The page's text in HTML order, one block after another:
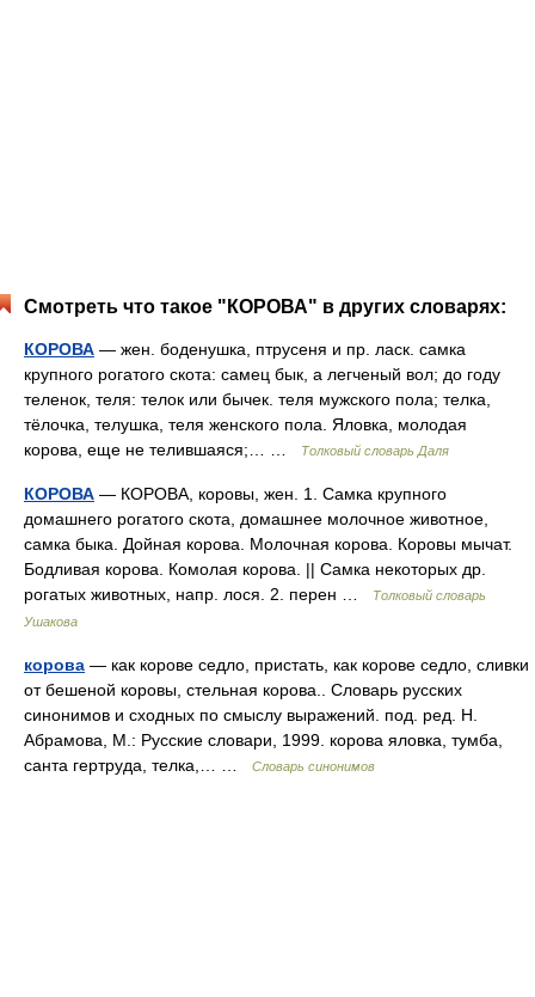
Смотреть что такое "КОРОВА" в других словарях:
КОРОВА — жен. боденушка, птрусеня и пр. ласк. самка
крупного рогатого скота: самец бык, а легченый вол; до году
теленок, теля: телок или бычек. теля мужского пола; телка,
тёлочка, телушка, теля женского пола. Яловка, молодая
корова, еще не телившаяся;… …
Толковый словарь Даля
КОРОВА — КОРОВА, коровы, жен. 1. Самка крупного
домашнего рогатого скота, домашнее молочное животное,
самка быка. Дойная корова. Молочная корова. Коровы мычат.
Бодливая корова. Комолая корова. || Самка некоторых др.
рогатых животных, напр. лося. 2. перен …
Толковый словарь
Ушакова
корова — как корове седло, пристать, как корове седло, сливки
от бешеной коровы, стельная корова.. Словарь русских
синонимов и сходных по смыслу выражений. под. ред. Н.
Абрамова, М.: Русские словари, 1999. корова яловка, тумба,
санта гертруда, телка,… …
Словарь синонимов